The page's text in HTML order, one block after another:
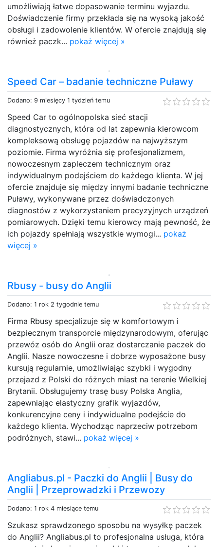
umożliwiają łatwe dopasowanie terminu wyjazdu.
Doświadczenie firmy przekłada się na wysoką jakość
obsługi i zadowolenie klientów. W ofercie znajdują się
również paczk... pokaż więcej »
Speed Car – badanie techniczne Puławy
Dodano: 9 miesięcy 1 tydzień temu
Speed Car to ogólnopolska sieć stacji
diagnostycznych, która od lat zapewnia kierowcom
kompleksową obsługę pojazdów na najwyższym
poziomie. Firma wyróżnia się profesjonalizmem,
nowoczesnym zapleczem technicznym oraz
indywidualnym podejściem do każdego klienta. W jej
ofercie znajduje się między innymi badanie techniczne
Puławy, wykonywane przez doświadczonych
diagnostów z wykorzystaniem precyzyjnych urządzeń
pomiarowych. Dzięki temu kierowcy mają pewność, że
ich pojazdy spełniają wszystkie wymogi... pokaż
więcej »
Rbusy - busy do Anglii
Dodano: 1 rok 2 tygodnie temu
Firma Rbusy specjalizuje się w komfortowym i
bezpiecznym transporcie międzynarodowym, oferując
przewóz osób do Anglii oraz dostarczanie paczek do
Anglii. Nasze nowoczesne i dobrze wyposażone busy
kursują regularnie, umożliwiając szybki i wygodny
przejazd z Polski do różnych miast na terenie Wielkiej
Brytanii. Obsługujemy trasę busy Polska Anglia,
zapewniając elastyczny grafik wyjazdów,
konkurencyjne ceny i indywidualne podejście do
każdego klienta. Wychodząc naprzeciw potrzebom
podróżnych, stawi... pokaż więcej »
Angliabus.pl - Paczki do Anglii | Busy do
Anglii | Przeprowadzki i Przewozy
Dodano: 1 rok 4 miesiące temu
Szukasz sprawdzonego sposobu na wysyłkę paczek
do Anglii? Angliabus.pl to profesjonalna usługa, która